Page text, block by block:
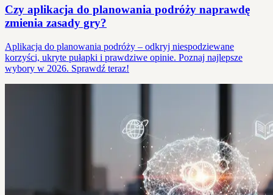
Czy aplikacja do planowania podróży naprawdę
zmienia zasady gry?
Aplikacja do planowania podróży – odkryj niespodziewane
korzyści, ukryte pułapki i prawdziwe opinie. Poznaj najlepsze
wybory w 2026. Sprawdź teraz!